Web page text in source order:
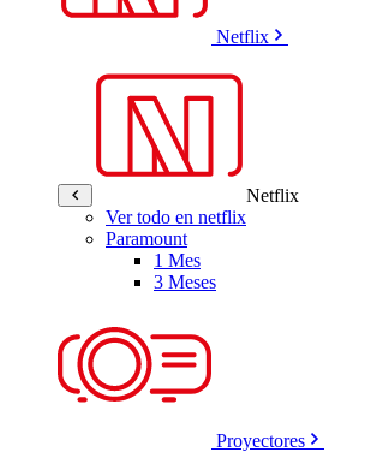
Netflix
Netflix
Ver todo en netflix
Paramount
1 Mes
3 Meses
Proyectores